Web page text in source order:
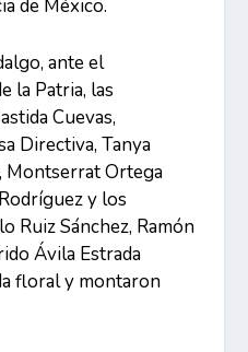
de México.
ante el
la Patria, las
Cuevas,
Directiva, Tanya
Montserrat Ortega
y los
Ruiz Sánchez, Ramón
Ávila Estrada
floral y montaron